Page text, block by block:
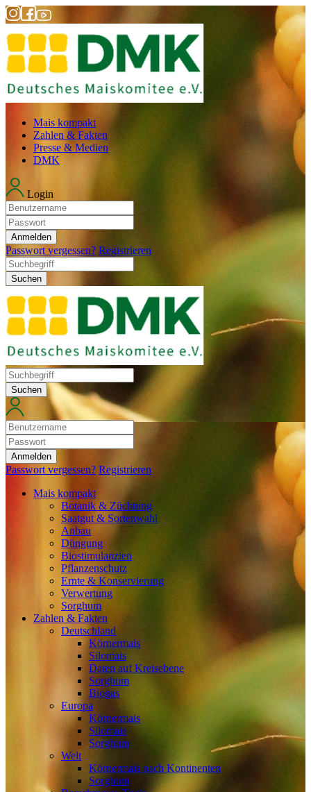
Mais kompakt
Zahlen & Fakten
Presse & Medien
DMK
Login
Anmelden
Passwort vergessen? Registrieren
Suchen
Suchen
Anmelden
Passwort vergessen? Registrieren
Mais kompakt
Botanik & Züchtung
Saatgut & Sortenwahl
Anbau
Düngung
Biostimulanzien
Pflanzenschutz
Ernte & Konservierung
Verwertung
Sorghum
Zahlen & Fakten
Deutschland
Körnermais
Silomais
Daten auf Kreisebene
Sorghum
Biogas
Europa
Körnermais
Silomais
Sorghum
Welt
Körnermais nach Kontinenten
Sorghum